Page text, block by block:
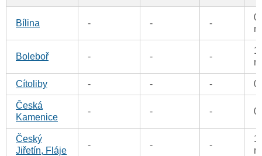
Bílina - - -
Boleboř - - -
Cítoliby - - - 0
Česká
Kamenice
- - - 0
Český
Jiřetín, Fláje
- - -